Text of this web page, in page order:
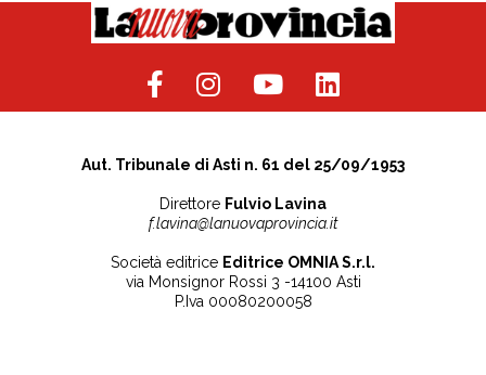
Aut. Tribunale di Asti n. 61 del 25/09/1953
Direttore Fulvio Lavina
f.lavina@lanuovaprovincia.it
Società editrice Editrice OMNIA S.r.l.
via Monsignor Rossi 3 -14100 Asti
P.Iva 00080200058